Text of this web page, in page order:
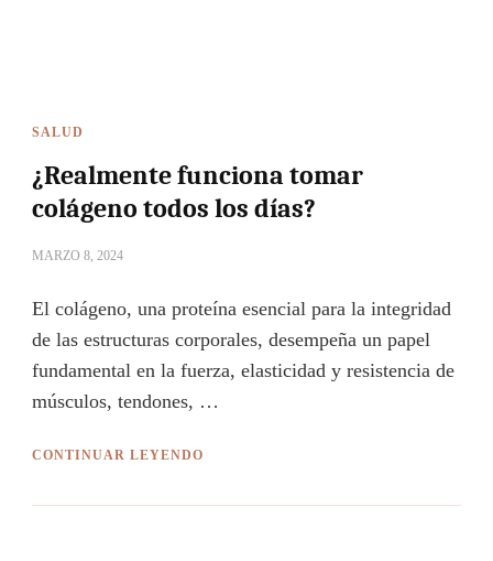
SALUD
¿Realmente funciona tomar
colágeno todos los días?
MARZO 8, 2024
El colágeno, una proteína esencial para la integridad
de las estructuras corporales, desempeña un papel
fundamental en la fuerza, elasticidad y resistencia de
músculos, tendones, …
CONTINUAR LEYENDO